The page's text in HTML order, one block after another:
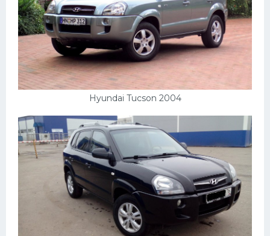
Hyundai Tucson 2004
Вольво
БМВ
МАЗ
Сузуки
Фольксваген
Лексус